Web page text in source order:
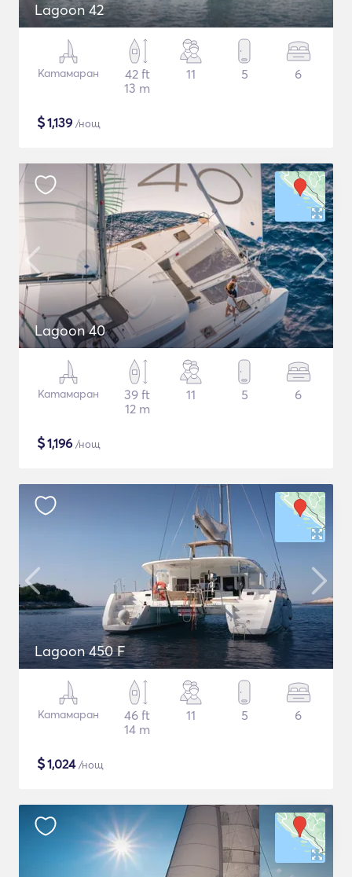
Lagoon 42
Катамаран
42 ft
13 m
11 5 6
$1,139 /нощ
Lagoon 40
Катамаран
39 ft
12 m
11 5 6
$1,196 /нощ
Lagoon 450 F
Катамаран
46 ft
14 m
11 5 6
$1,024/нощ